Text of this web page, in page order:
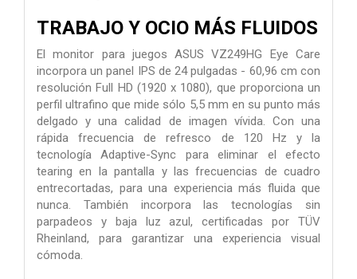
TRABAJO Y OCIO MÁS FLUIDOS
El monitor para juegos ASUS VZ249HG Eye Care
incorpora un panel IPS de 24 pulgadas - 60,96 cm con
resolución Full HD (1920 x 1080), que proporciona un
perfil ultrafino que mide sólo 5,5 mm en su punto más
delgado y una calidad de imagen vívida. Con una
rápida frecuencia de refresco de 120 Hz y la
tecnología Adaptive-Sync para eliminar el efecto
tearing en la pantalla y las frecuencias de cuadro
entrecortadas, para una experiencia más fluida que
nunca. También incorpora las tecnologías sin
parpadeos y baja luz azul, certificadas por TÜV
Rheinland, para garantizar una experiencia visual
cómoda.